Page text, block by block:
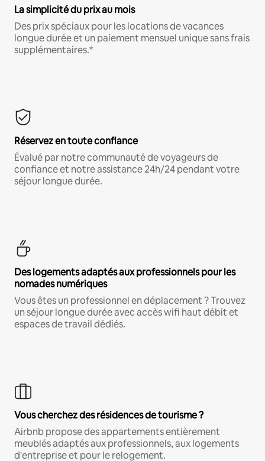
La simplicité du prix au mois
Des prix spéciaux pour les locations de vacances
longue durée et un paiement mensuel unique sans frais
supplémentaires.*
Réservez en toute confiance
Évalué par notre communauté de voyageurs de
confiance et notre assistance 24h/24 pendant votre
séjour longue durée.
Des logements adaptés aux professionnels pour les
nomades numériques
Vous êtes un professionnel en déplacement ? Trouvez
un séjour longue durée avec accès wifi haut débit et
espaces de travail dédiés.
Vous cherchez des résidences de tourisme ?
Airbnb propose des appartements entièrement
meublés adaptés aux professionnels, aux logements
d'entreprise et pour le relogement.